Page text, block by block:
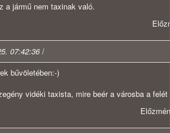
a jármű nem taxinak való.
07:42:36/
bűvöletében:-)
vidéki taxista, mire beér a városba a